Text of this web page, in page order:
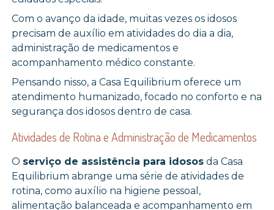
Com o avanço da idade, muitas vezes os idosos
precisam de auxílio em atividades do dia a dia,
administração de medicamentos e
acompanhamento médico constante.
Pensando nisso, a Casa Equilibrium oferece um
atendimento humanizado, focado no conforto e na
segurança dos idosos dentro de casa.
Atividades de Rotina e Administração de Medicamentos
O serviço de assistência para idosos da Casa
Equilibrium abrange uma série de atividades de
rotina, como auxílio na higiene pessoal,
alimentação balanceada e acompanhamento em